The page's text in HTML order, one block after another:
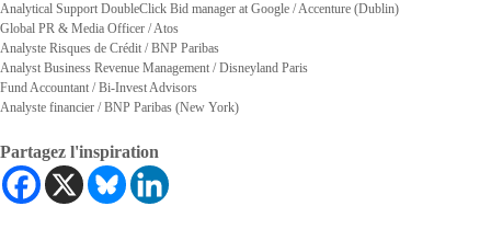
Analytical Support DoubleClick Bid manager at Google / Accenture (Dublin)
Global PR & Media Officer / Atos
Analyste Risques de Crédit / BNP Paribas
Analyst Business Revenue Management / Disneyland Paris
Fund Accountant / Bi-Invest Advisors
Analyste financier / BNP Paribas (New York)
Partagez l'inspiration